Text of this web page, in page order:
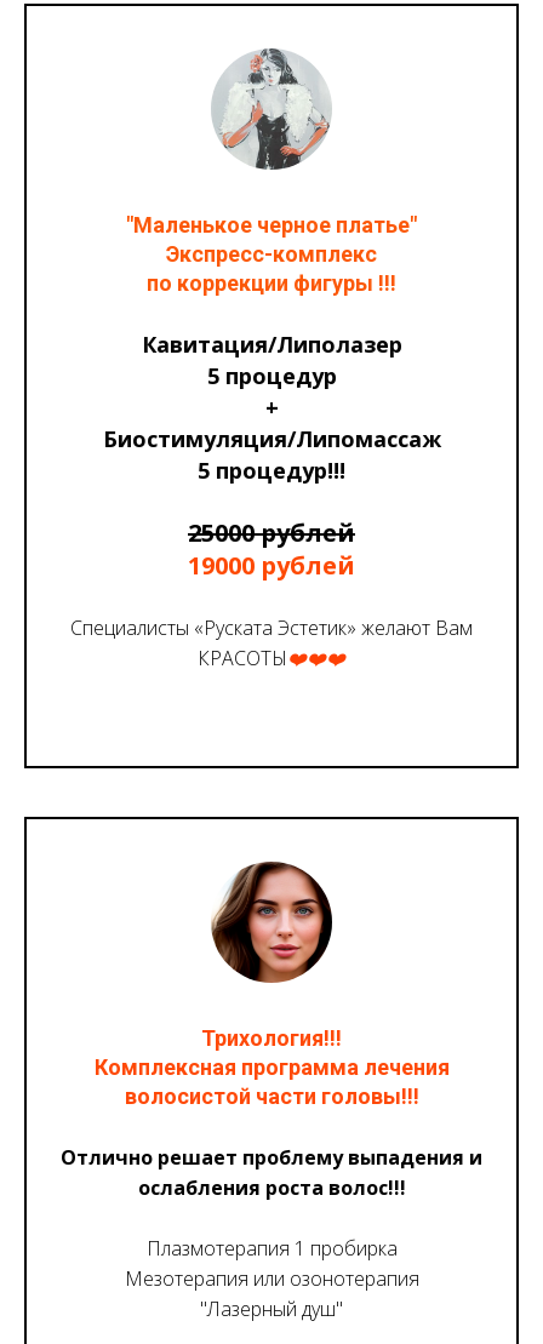
"Маленькое черное платье"
Экспресс-комплекс
по коррекции фигуры !!!
Кавитация/Липолазер
5 процедур
+
Биостимуляция/Липомассаж
5 процедур!!!
25000 рублей
19000 рублей
Специалисты «Руската Эстетик» желают Вам
КРАСОТЫ❤️❤️❤️
Трихология!!!
Комплексная программа лечения
волосистой части головы!!!
Отлично решает проблему выпадения и
ослабления роста волос!!!
Плазмотерапия 1 пробирка
Мезотерапия или озонотерапия
"Лазерный душ"